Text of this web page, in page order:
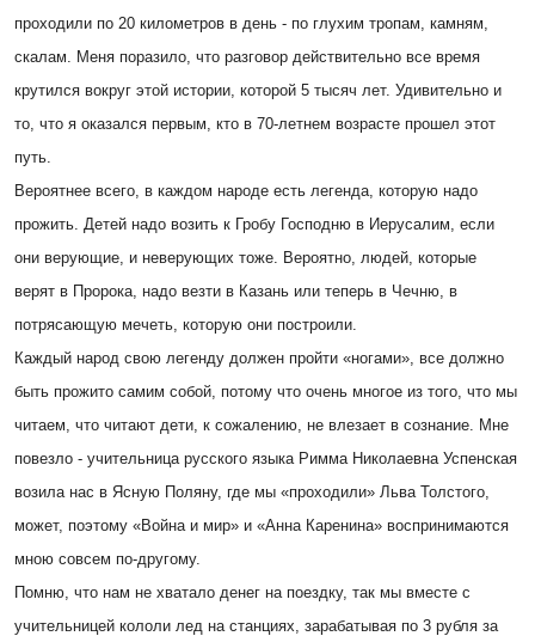
проходили по 20 километров в день - по глухим тропам, камням,
скалам. Меня поразило, что разговор действительно все время
крутился вокруг этой истории, которой 5 тысяч лет. Удивительно и
то, что я оказался первым, кто в 70-летнем возрасте прошел этот
путь.
Вероятнее всего, в каждом народе есть легенда, которую надо
прожить. Детей надо возить к Гробу Господню в Иерусалим, если
они верующие, и неверующих тоже. Вероятно, людей, которые
верят в Пророка, надо везти в Казань или теперь в Чечню, в
потрясающую мечеть, которую они построили.
Каждый народ свою легенду должен пройти «ногами», все должно
быть прожито самим собой, потому что очень многое из того, что мы
читаем, что читают дети, к сожалению, не влезает в сознание. Мне
повезло - учительница русского языка Римма Николаевна Успенская
возила нас в Ясную Поляну, где мы «проходили» Льва Толстого,
может, поэтому «Война и мир» и «Анна Каренина» воспринимаются
мною совсем по-другому.
Помню, что нам не хватало денег на поездку, так мы вместе с
учительницей кололи лед на станциях, зарабатывая по 3 рубля за